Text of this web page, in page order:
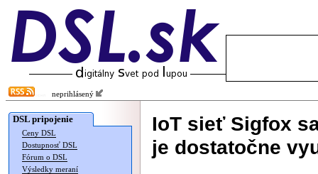
neprihlásený
DSL pripojenie
Ceny DSL
Dostupnosť DSL
Fórum o DSL
Výsledky meraní
IoT sieť Sigfox
je dostatočne